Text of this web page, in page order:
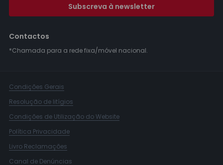
Subscreva à newsletter
Contactos
*Chamada para a rede fixa/móvel nacional.
Condições Gerais
Resolução de litígios
Condições de Utilização do Website
Política Privacidade
Livro Reclamações
Canal de Denúncias